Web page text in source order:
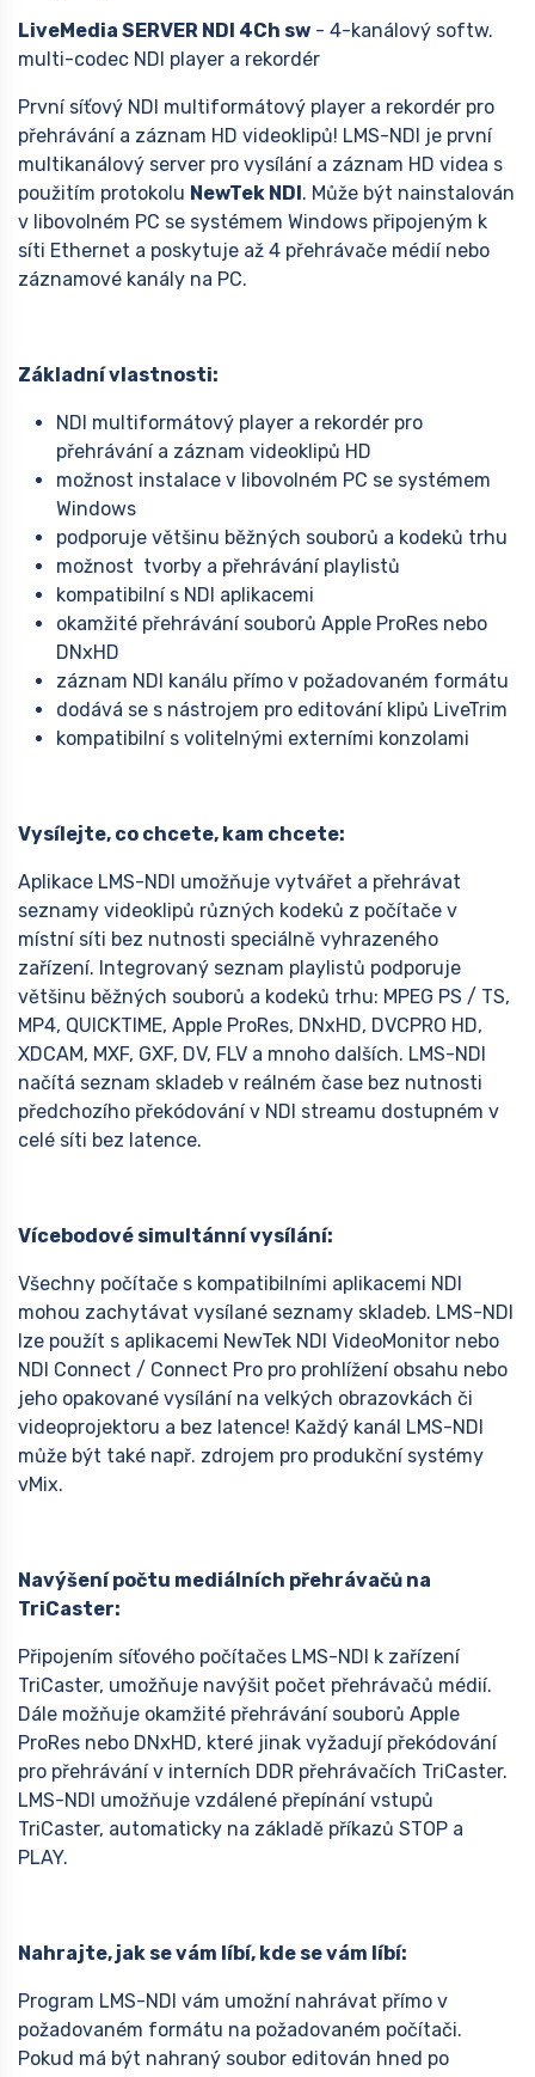
LiveMedia SERVER NDI 4Ch sw - 4-kanálový softw.
multi-codec NDI player a rekordér
První síťový NDI multiformátový player a rekordér pro
přehrávání a záznam HD videoklipů! LMS-NDI je první
multikanálový server pro vysílání a záznam HD videa s
použitím protokolu NewTek NDI. Může být nainstalován
v libovolném PC se systémem Windows připojeným k
síti Ethernet a poskytuje až 4 přehrávače médií nebo
záznamové kanály na PC.
Základní vlastnosti:
NDI multiformátový player a rekordér pro
přehrávání a záznam videoklipů HD
možnost instalace v libovolném PC se systémem
Windows
podporuje většinu běžných souborů a kodeků trhu
možnost tvorby a přehrávání playlistů
kompatibilní s NDI aplikacemi
okamžité přehrávání souborů Apple ProRes nebo
DNxHD
záznam NDI kanálu přímo v požadovaném formátu
dodává se s nástrojem pro editování klipů LiveTrim
kompatibilní s volitelnými externími konzolami
Vysílejte, co chcete, kam chcete:
Aplikace LMS-NDI umožňuje vytvářet a přehrávat
seznamy videoklipů různých kodeků z počítače v
místní síti bez nutnosti speciálně vyhrazeného
zařízení. Integrovaný seznam playlistů podporuje
většinu běžných souborů a kodeků trhu: MPEG PS / TS,
MP4, QUICKTIME, Apple ProRes, DNxHD, DVCPRO HD,
XDCAM, MXF, GXF, DV, FLV a mnoho dalších. LMS-NDI
načítá seznam skladeb v reálném čase bez nutnosti
předchozího překódování v NDI streamu dostupném v
celé síti bez latence.
Vícebodové simultánní vysílání:
Všechny počítače s kompatibilními aplikacemi NDI
mohou zachytávat vysílané seznamy skladeb. LMS-NDI
lze použít s aplikacemi NewTek NDI VideoMonitor nebo
NDI Connect / Connect Pro pro prohlížení obsahu nebo
jeho opakované vysílání na velkých obrazovkách či
videoprojektoru a bez latence! Každý kanál LMS-NDI
může být také např. zdrojem pro produkční systémy
vMix.
Navýšení počtu mediálních přehrávačů na
TriCaster:
Připojením síťového počítačes LMS-NDI k zařízení
TriCaster, umožňuje navýšit počet přehrávačů médií.
Dále možňuje okamžité přehrávání souborů Apple
ProRes nebo DNxHD, které jinak vyžadují překódování
pro přehrávání v interních DDR přehrávačích TriCaster.
LMS-NDI umožňuje vzdálené přepínání vstupů
TriCaster, automaticky na základě příkazů STOP a
PLAY.
Nahrajte, jak se vám líbí, kde se vám líbí:
Program LMS-NDI vám umožní nahrávat přímo v
požadovaném formátu na požadovaném počítači.
Pokud má být nahraný soubor editován hned po